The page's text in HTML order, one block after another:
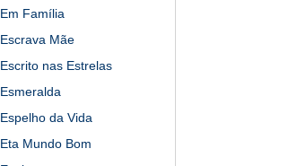
Em Família
Escrava Mãe
Escrito nas Estrelas
Esmeralda
Espelho da Vida
Eta Mundo Bom